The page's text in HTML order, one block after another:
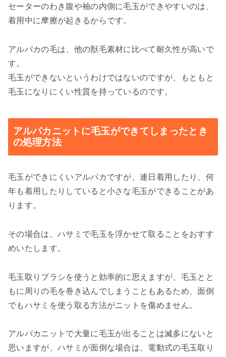
セーターのわき腹や袖の内側に毛玉ができやすいのは、
着用中に摩擦が起きるからです。
アルパカの毛は、他の獣毛素材に比べて耐久性が高いで
す。
毛玉ができないというわけではないのですが、もともと
毛玉になりにくい性質を持っているのです。
アルパカニットに毛玉ができてしまったとき
の処理方法
毛玉ができにくいアルパカですが、連日着用したり、何
年も着用したりしていると小さな毛玉ができることがあ
ります。
その場合は、ハサミで毛玉を浮かせて取ることをおすす
めいたします。
毛玉取りブラシを使うと効率的に思えますが、毛玉とと
もに周りの毛を巻き込んでしまうこともあるため、面倒
でもハサミを使う取る方法がニットを傷めません。
アルパカニットで大量に毛玉が出ることは滅多にないと
思いますが、ハサミが面倒な場合は、電動式の毛玉取り